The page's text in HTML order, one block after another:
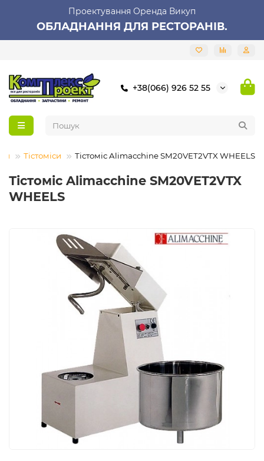
Проектування Оренда Викуп
ОБЛАДНАННЯ ДЛЯ РЕСТОРАНІВ.
+38(066) 926 52 55
Тістоміси Тістоміс Alimacchine SM20VET2VTX WHEELS
Тістоміс Alimacchine SM20VET2VTX
WHEELS